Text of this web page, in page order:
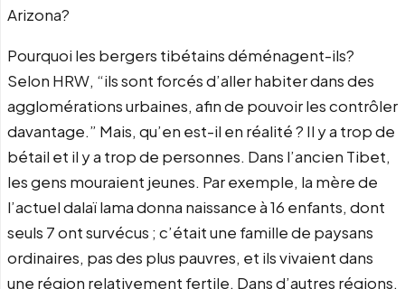
Arizona?
Pourquoi les bergers tibétains déménagent-ils?
Selon HRW, “ils sont forcés d’aller habiter dans des
agglomérations urbaines, afin de pouvoir les contrôler
davantage.” Mais, qu’en est-il en réalité ? Il y a trop de
bétail et il y a trop de personnes. Dans l’ancien Tibet,
les gens mouraient jeunes. Par exemple, la mère de
l’actuel dalaï lama donna naissance à 16 enfants, dont
seuls 7 ont survécus ; c’était une famille de paysans
ordinaires, pas des plus pauvres, et ils vivaient dans
une région relativement fertile. Dans d’autres régions,